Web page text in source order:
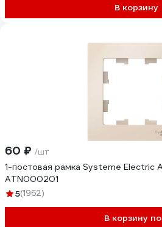
В корзину
60 ₽ /шт
1-постовая рамка Systeme Electric
ATN000201
5(1962)
В корзину